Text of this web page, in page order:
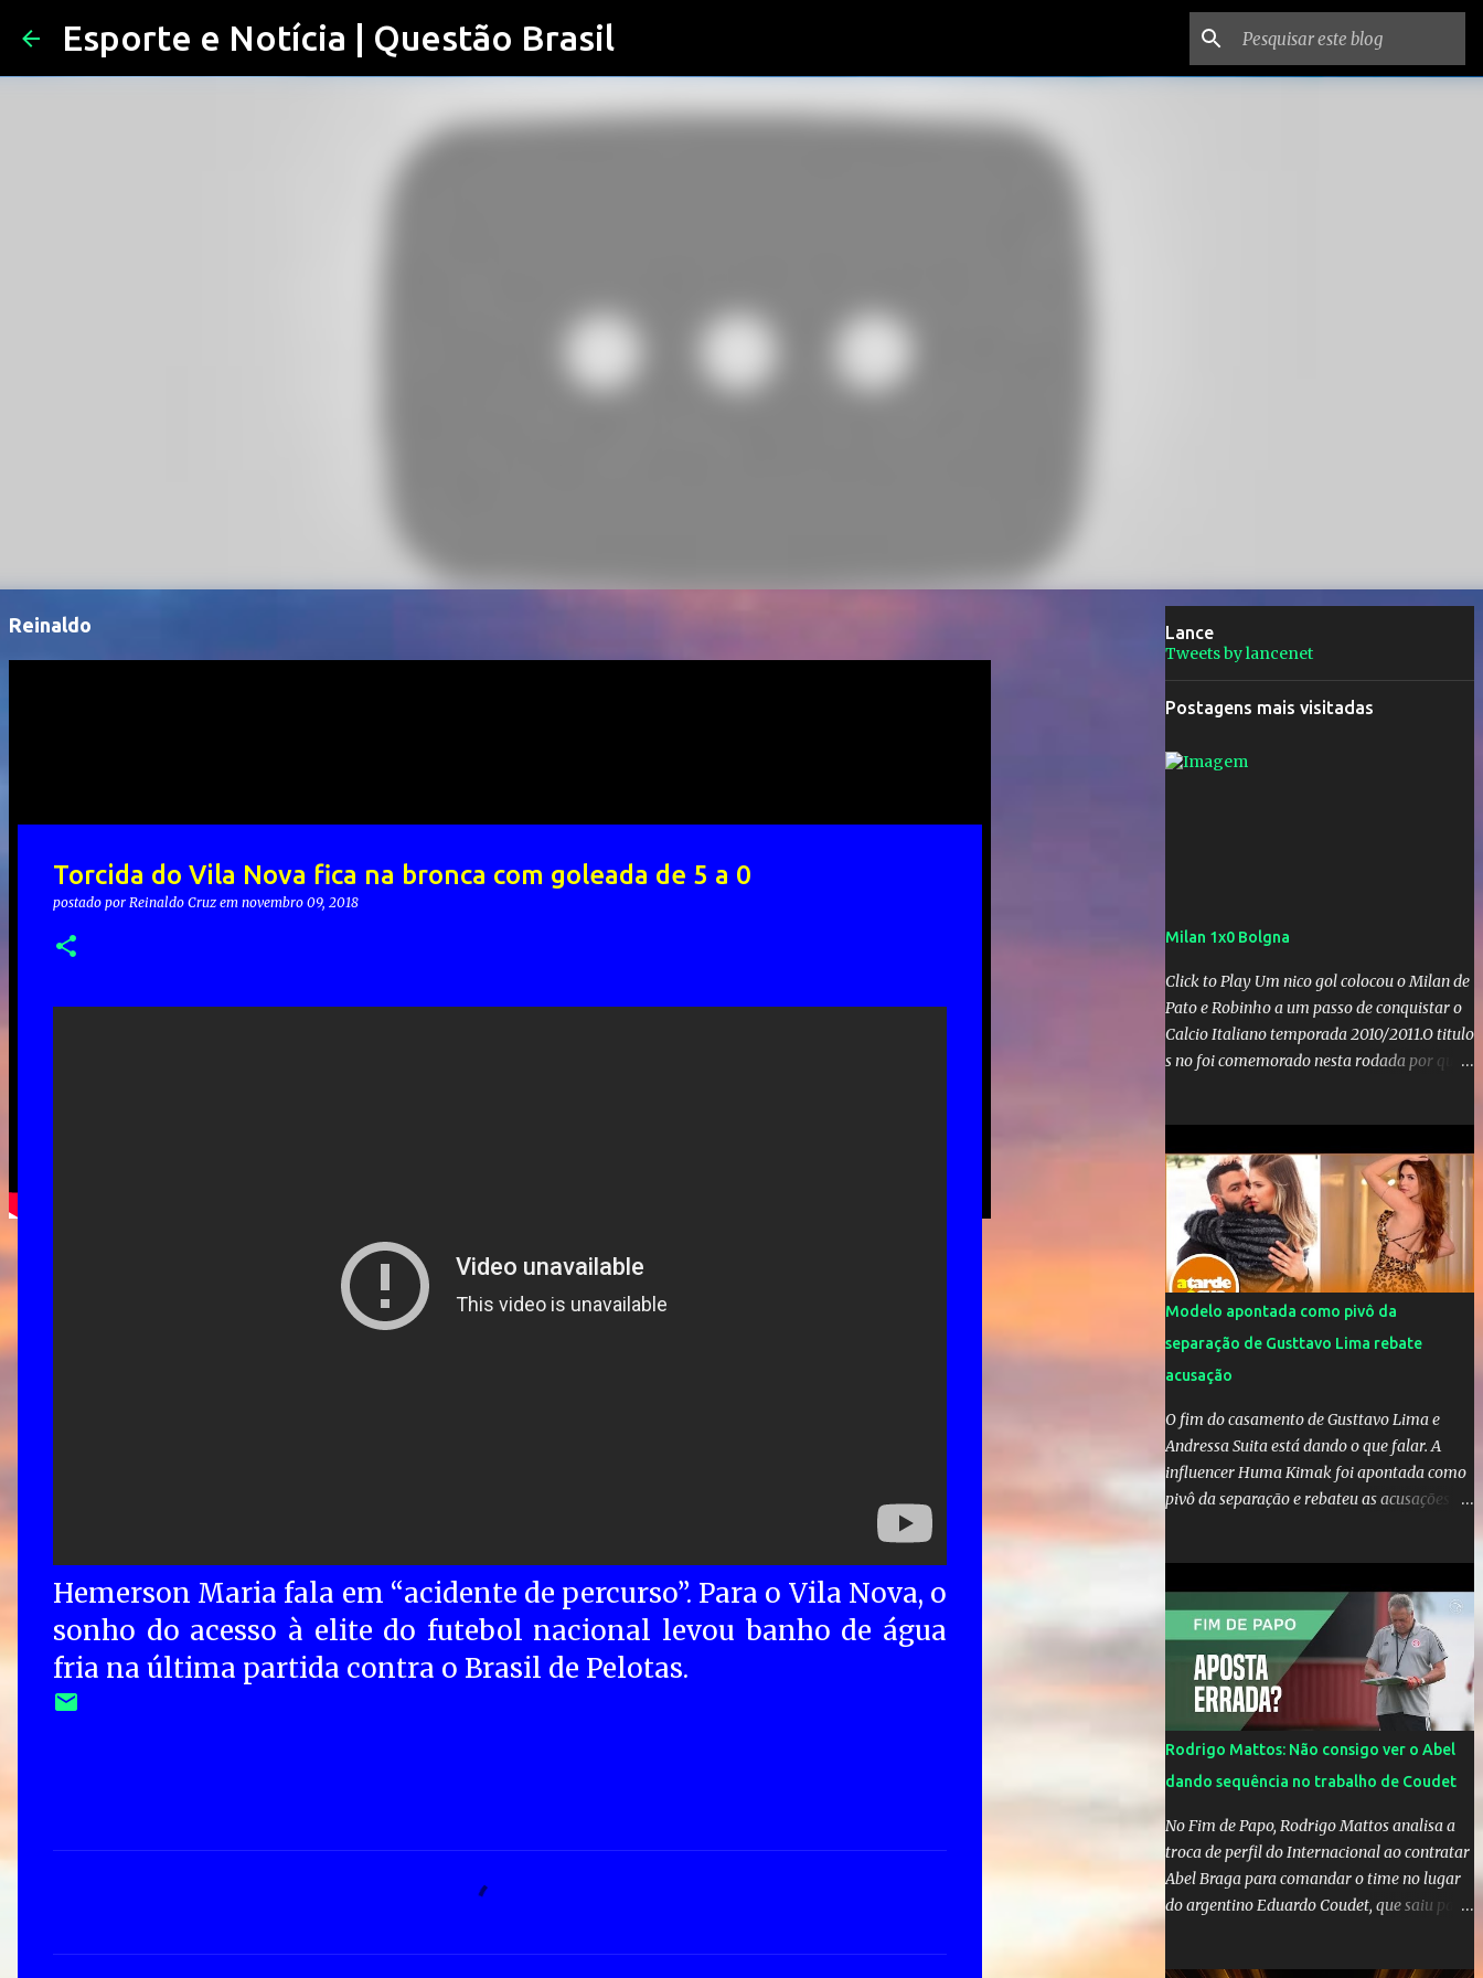
Esporte e Notícia | Questão Brasil
Reinaldo
Torcida do Vila Nova fica na bronca com goleada de 5 a 0
postado por Reinaldo Cruz em novembro 09, 2018
Hemerson Maria fala em “acidente de percurso”. Para o Vila Nova, o
sonho do acesso à elite do futebol nacional levou banho de água
fria na última partida contra o Brasil de Pelotas.
Lance
Tweets by lancenet
Postagens mais visitadas
Milan 1x0 Bolgna
Click to Play Um nico gol colocou o Milan de
Pato e Robinho a um passo de conquistar o
Calcio Italiano temporada 2010/2011.O titulo
s no foi comemorado nesta rodada por que a
voltandoa Italia e para dirigir de novo a
Internazionale.Na velha bota tudo parece
definido e tem o Milan como virtual
campeao. ;
Modelo apontada como pivô da
separação de Gusttavo Lima rebate
acusação
O fim do casamento de Gusttavo Lima e
Andressa Suita está dando o que falar. A
influencer Huma Kimak foi apontada como
pivô da separação e rebateu as acusações
nem cabeça pudesse ter esse tipo de
proporção. Queria esclarecer que eu e
Gusttavo nunca tivemos nenhum tipo de
contato, nem de fã porque sou fã dele", disse
Huma Kimak. A influencer também contou
que recebe diversos ataques na internet
desde a época em que foi contratada para
fazer a divulgação de uma live do Gusttavo
Lima em Manaus, capital do Amazonas. "Fui
até o local onde seria o show, divulguei e no
dia seguinte foi feita a live que eu não pude
ir, porque estava me sentindo mal", explicou
Rodrigo Mattos: Não consigo ver o Abel
dando sequência no trabalho de Coudet
No Fim de Papo, Rodrigo Mattos analisa a
troca de perfil do Internacional ao contratar
Abel Braga para comandar o time no lugar
do argentino Eduardo Coudet, que saiu para